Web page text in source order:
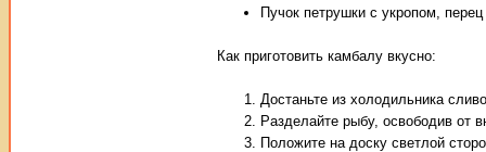
Пучок петрушки с укропом,
Как приготовить камбалу вкусно:
Достаньте из холодильника
Разделайте рыбу, освободив от
Положите на доску светлой